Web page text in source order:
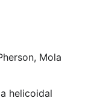
Mola
helicoidal